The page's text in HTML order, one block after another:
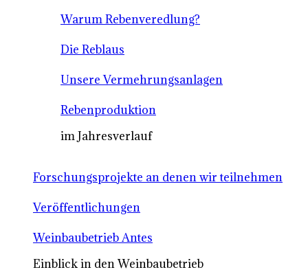
Warum Rebenveredlung?
Die Reblaus
Unsere Vermehrungsanlagen
Rebenproduktion
im Jahresverlauf
Forschungsprojekte an denen wir teilnehmen
Veröffentlichungen
Weinbaubetrieb Antes
Einblick in den Weinbaubetrieb